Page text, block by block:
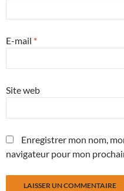
E-mail *
Site web
Enregistrer mon nom,
navigateur pour mon